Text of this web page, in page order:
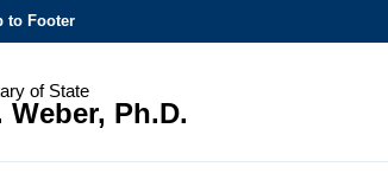
to Footer
of State
Ph.D.